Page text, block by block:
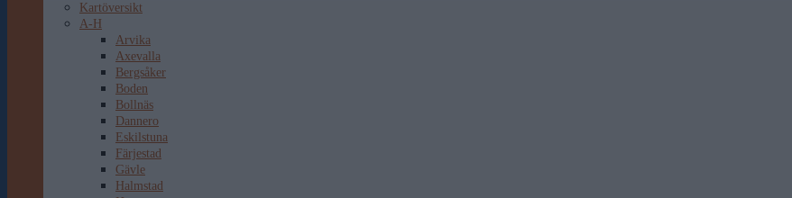
Kartöversikt
A-H
Arvika
Axevalla
Bergsåker
Boden
Bollnäs
Dannero
Eskilstuna
Färjestad
Gävle
Halmstad